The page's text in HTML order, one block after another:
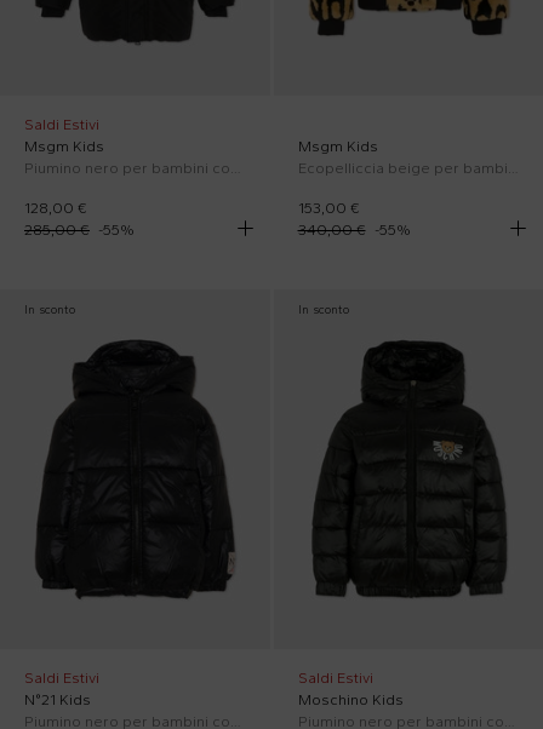
Saldi Estivi
Msgm Kids
Piumino nero per bambini con logo
128,00 €
285,00 € -55%
Msgm Kids
Ecopelliccia beige per bambina con stampa animalier
153,00 €
340,00 €
-55%
In sconto
Saldi Estivi
N°21 Kids
In sconto
Saldi Estivi
Moschino Kids